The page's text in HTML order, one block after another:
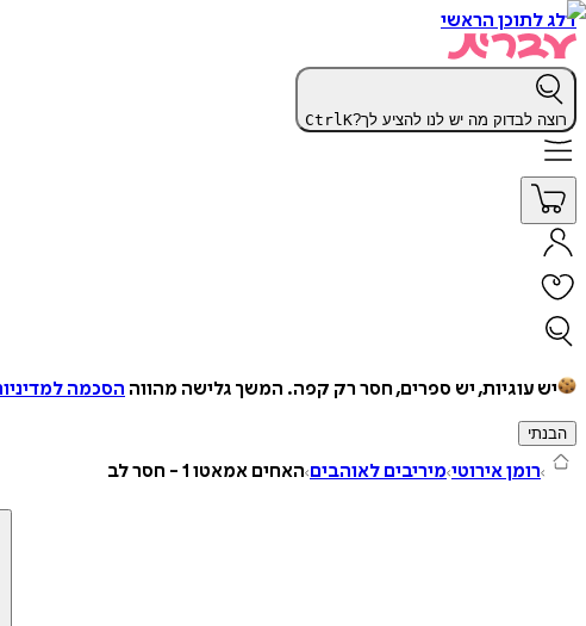
דלג לתוכן הראשי
רוצה לבדוק מה יש לנו להציע לך? CtrlK
יש עוגיות, יש ספרים, חסר רק קפה. המשך גלישה מהווה הסכמה
הבנתי
רומן אירוטי מיריבים לאוהבים האחים אמאטו 1 - חסר לב